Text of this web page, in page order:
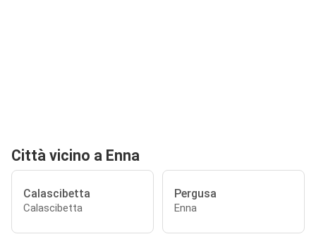
Città vicino a Enna
Calascibetta
Calascibetta
Pergusa
Enna